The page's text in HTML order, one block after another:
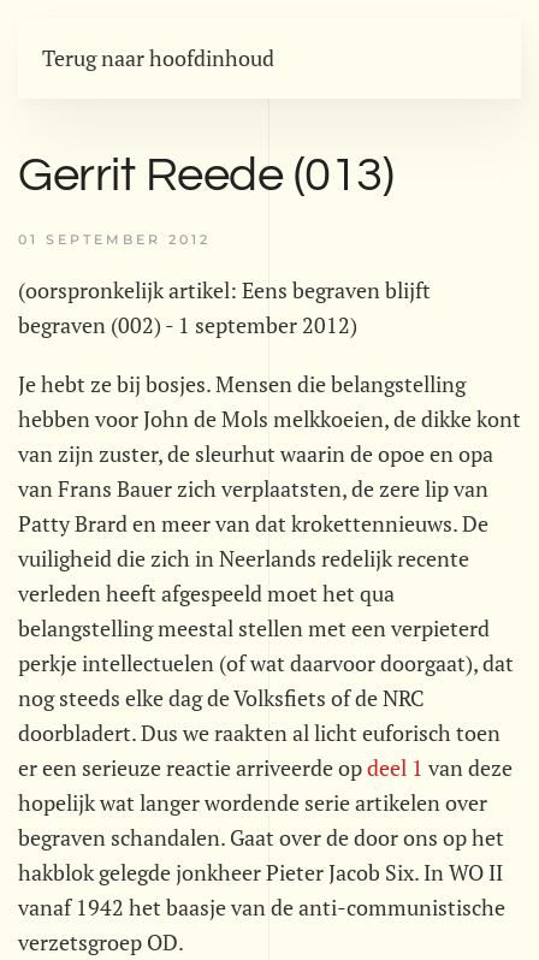
Terug naar hoofdinhoud
Gerrit Reede (013)
01 SEPTEMBER 2012
(oorspronkelijk artikel: Eens begraven blijft
begraven (002) - 1 september 2012)
Je hebt ze bij bosjes. Mensen die belangstelling
hebben voor John de Mols melkkoeien, de dikke kont
van zijn zuster, de sleurhut waarin de opoe en opa
van Frans Bauer zich verplaatsten, de zere lip van
Patty Brard en meer van dat krokettennieuws. De
vuiligheid die zich in Neerlands redelijk recente
verleden heeft afgespeeld moet het qua
belangstelling meestal stellen met een verpieterd
perkje intellectuelen (of wat daarvoor doorgaat), dat
nog steeds elke dag de Volksfiets of de NRC
doorbladert. Dus we raakten al licht euforisch toen
er een serieuze reactie arriveerde opdeel 1 van deze
hopelijk wat langer wordende serie artikelen over
begraven schandalen. Gaat over de door ons op het
hakblok gelegde jonkheer Pieter Jacob Six. In WO II
vanaf 1942 het baasje van de anti-communistische
verzetsgroep OD.